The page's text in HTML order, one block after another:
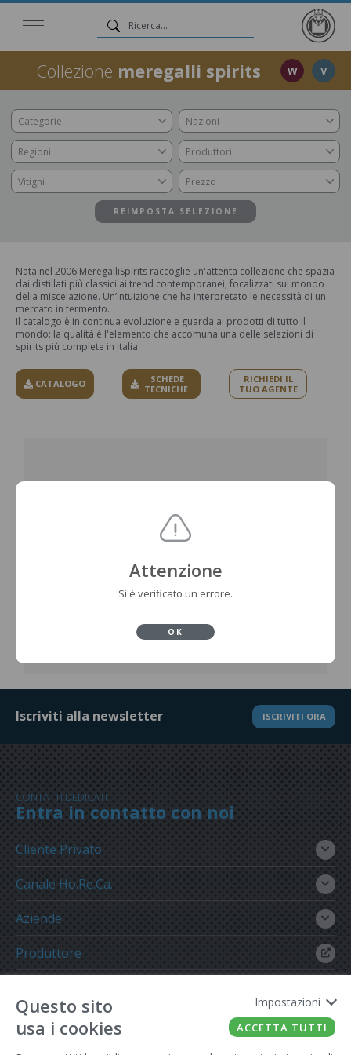
Collezione meregalli spirits W V
Categorie Nazioni
Regioni Produttori
Vitigni Prezzo
REIMPOSTA SELEZIONE
Nata nel 2006 MeregalliSpirits raccoglie un'attenta collezione che spazia
dai distillati più classici ai trend contemporanei, focalizzati sul mondo
della miscelazione. Un’intuizione che ha interpretato le necessità di un
mercato in fermento.
Il catalogo è in continua evoluzione e guarda ai prodotti di tutto il
mondo: la qualità è l'elemento che accomuna una delle selezioni di
spirits più complete in Italia.
CATALOGO
SCHEDE
TECNICHE
RICHIEDI IL
TUO AGENTE
Iscriviti alla newsletter ISCRIVITI ORA
CONTATTI DEDICATI
Entra in contatto con noi
Cliente Privato
Canale Ho.Re.Ca.
Aziende
Produttore
Attenzione
Si è verificato un errore.
OK
Questo sito
usa i cookies
Impostazioni
ACCETTA TUTTI